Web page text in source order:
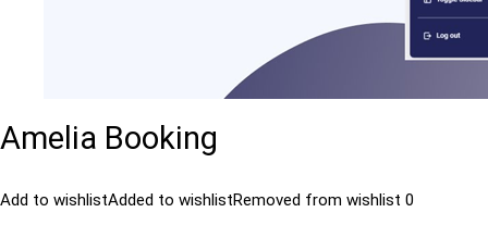
Amelia Booking
Add to wishlistAdded to wishlistRemoved from wishlist 0